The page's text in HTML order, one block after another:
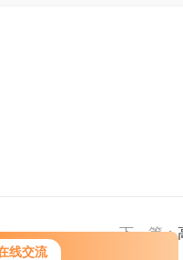
线交流
下一篇：